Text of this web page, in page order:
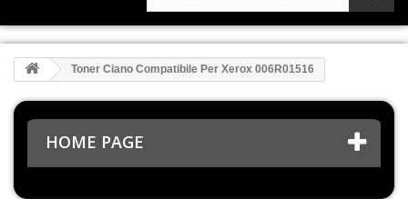
Toner Ciano Compatibile Per Xerox 006R01516
HOME PAGE